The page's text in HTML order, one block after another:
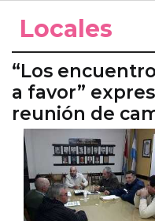
Locales
“Los
a favor”
reunión de